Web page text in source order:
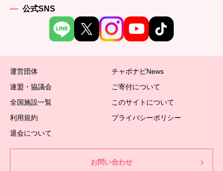
公式SNS
運営団体
チャボナビNews
連盟・協議会
ご寄付について
全国施設一覧
このサイトについて
利用規約
プライバシーポリシー
退会について
お問い合わせ